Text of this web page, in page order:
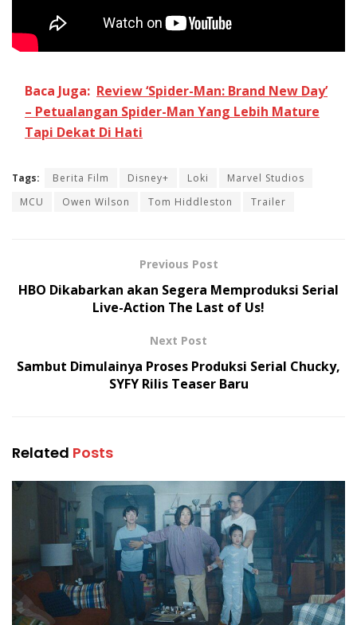
Baca Juga: Review ‘Spider-Man: Brand New Day’
– Petualangan Spider-Man Yang Lebih Mature
Tapi Dekat Di Hati
Tags: Berita Film Disney+ Loki
Marvel Studios
MCU
Owen Wilson Tom Hiddleston Trailer
Previous Post
HBO Dikabarkan akan Segera Memproduksi Serial
Live-Action The Last of Us!
Next Post
Sambut Dimulainya Proses Produksi Serial Chucky,
SYFY Rilis Teaser Baru
Related Posts